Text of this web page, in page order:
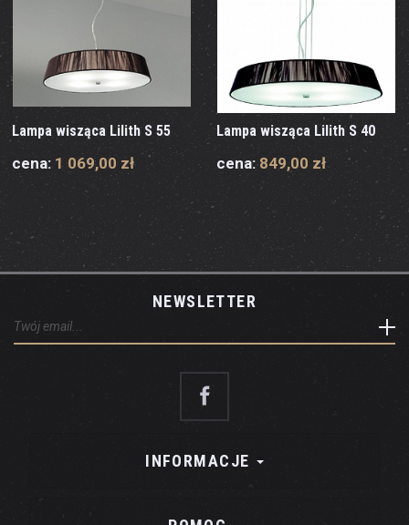
Lampa wisząca Lilith S 55
cena: 1 069,00 zł
Lampa wisząca Lilith S 40
cena: 849,00 zł
NEWSLETTER
INFORMACJE